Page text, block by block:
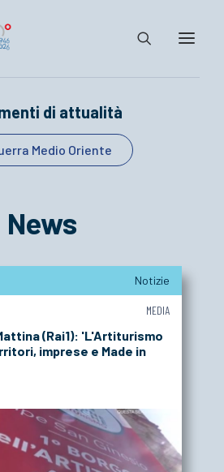
di attualità
Medio Oriente
News
Notizie
MEDIA
(Rai1): 'L'Artiturismo
imprese e Made in